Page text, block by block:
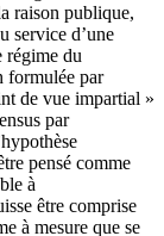
raison publique,
service d’une
régime du
formulée par
de vue impartial »
par
pensé comme
à
être comprise
à mesure que se